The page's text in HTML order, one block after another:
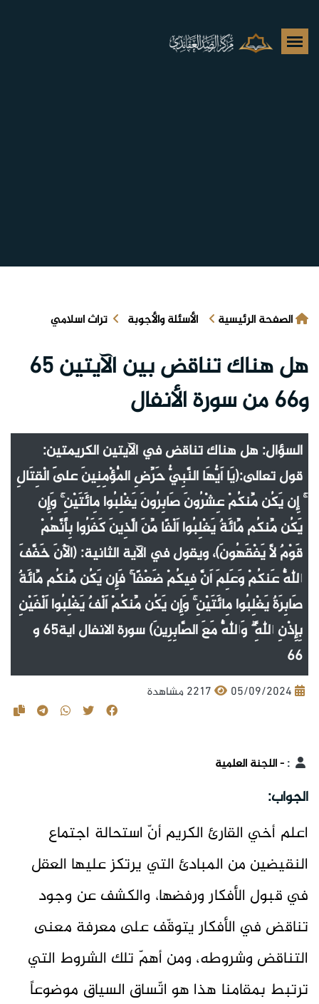
الصفحة الرئيسية الأسئلة والأجوبة تراث اسلامي
هل هناك تناقض بين الآيتين 65
و66 من سورة الأنفال
السؤال: هل هناك تناقض في الآيتين الكريمتين:
قول تعالى:(يَا أَيُّهَا النَّبِيُّ حَرِّضِ الْمُؤْمِنِينَ عَلَى الْقِتَالِ
ۚ إِن يَكُن مِّنكُمْ عِشْرُونَ صَابِرُونَ يَغْلِبُوا مِائَتَيْنِ ۚ وَإِن
يَكُن مِّنكُم مِّائَةٌ يَغْلِبُوا أَلْفًا مِّنَ الَّذِينَ كَفَرُوا بِأَنَّهُمْ
قَوْمٌ لَّا يَفْقَهُونَ)، ويقول في الآية الثانية: (الْآنَ خَفَّفَ
اللَّهُ عَنكُمْ وَعَلِمَ أَنَّ فِيكُمْ ضَعْفًا ۚ فَإِن يَكُن مِّنكُم مِّائَةٌ
صَابِرَةٌ يَغْلِبُوا مِائَتَيْنِ ۚ وَإِن يَكُن مِّنكُمْ أَلْفٌ يَغْلِبُوا أَلْفَيْنِ
بِإِذْنِ اللَّهِ ۗ وَاللَّهُ مَعَ الصَّابِرِينَ) سورة الانفال اية65 و
66
05/09/2024 2217 مشاهدة
:- اللجنة العلمية
الجواب:
اعلم أخي القارئ الكريم أنّ استحالة اجتماع
النقيضين من المبادئ التي يرتكز عليها العقل
في قبول الأفكار ورفضها، والكشف عن وجود
تناقض في الأفكار يتوقّف على معرفة معنى
التناقض وشروطه، ومن أهمّ تلك الشروط التي
ترتبط بمقامنا هذا هو اتّساق السياق موضوعاً